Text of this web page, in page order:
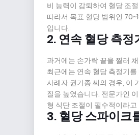
비 능력이 감퇴하여 혈당 조
따라서 목표 혈당 범위인
입니다.
2. 연속 혈당 측
과거에는 손가락 끝을 찔러
최근에는 연속 혈당 측정기
사례자 권기종 씨의 경우, 이
질을 높였습니다. 전문가인
형 식단 조절이 필수적이라
3. 혈당 스파이크